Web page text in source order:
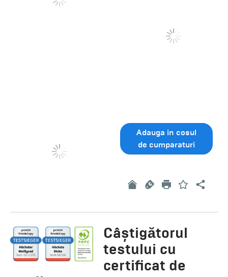
Adauga in cosul
de cumparaturi
Câștigătorul
testului cu
certificat de